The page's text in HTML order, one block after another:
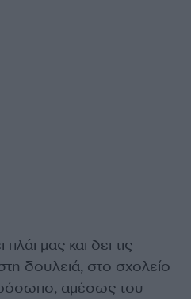
μας και δει τις
δουλειά, στο σχολείο
αμέσως του